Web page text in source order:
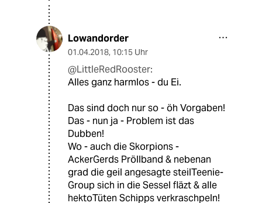
Lowandorder
01.04.2018, 10:15 Uhr
@LittleRedRooster:
Alles ganz harmlos - du Ei.
Das sind doch nur so - öh Vorgaben!
Das - nun ja - Problem ist das
Dubben!
Wo - auch die Skorpions -
AckerGerds Pröllband & nebenan
grad die geil angesagte steilTeenie-
Group sich in die Sessel fläzt & alle
hektoTüten Schipps verkraschpeln!